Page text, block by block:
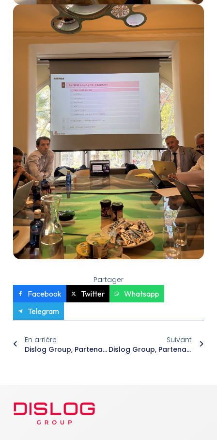
Partager
Facebook
Twitter
Whatsapp
Telegram
En arrière
Dislog Group, Partenaire Platinum Du Marathon International De Casablanca 2025
Suivant
Dislog Group, Partenaire Du Marathon International De Casablanca 2025